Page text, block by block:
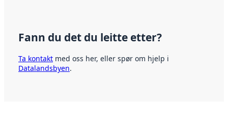
Fann du det du leitte etter?
Ta kontakt med oss her, eller spør om hjelp i
Datalandsbyen.